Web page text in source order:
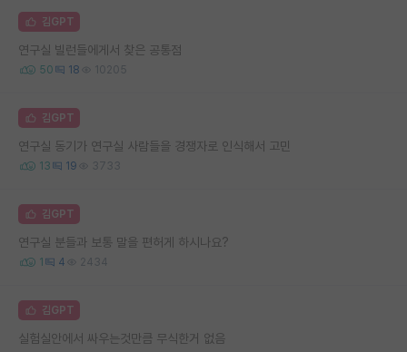
김GPT
연구실 빌런들에게서 찾은 공통점
50 18 10205
김GPT
연구실 동기가 연구실 사람들을 경쟁자로 인식해서 고민
13 19 3733
김GPT
연구실 분들과 보통 말을 편허게 하시나요?
1 4 2434
김GPT
실험실안에서 싸우는것만큼 무식한거 없음